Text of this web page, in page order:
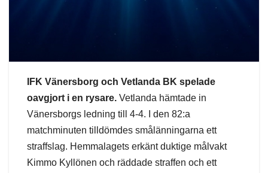
IFK Vänersborg och Vetlanda BK spelade
oavgjort i en rysare. Vetlanda hämtade in
Vänersborgs ledning till 4-4. I den 82:a
matchminuten tilldömdes smålänningarna ett
straffslag. Hemmalagets erkänt duktige målvakt
Kimmo Kyllönen och räddade straffen och ett